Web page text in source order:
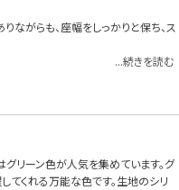
ながらも、座幅をしっかりと保ち、ス
...続きを読む
リーン色が人気を集めています。グ
てくれる万能な色です。生地のシリ